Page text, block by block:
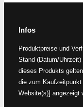
Infos
Produktpreise und
Stand (Datum/
dieses Produkts
die zum
Website(s)] angezeigt